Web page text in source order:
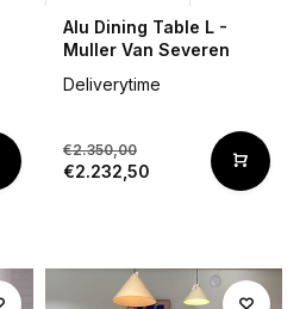
Alu Dining Table L -
Muller Van Severen
Deliverytime
€2.350,00
€2.232,50